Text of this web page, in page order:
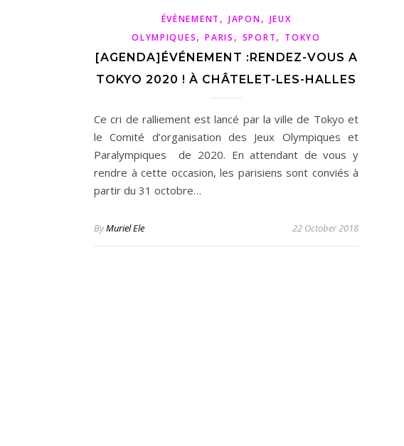
ÉVÈNEMENT , JAPON, JEUX
OLYMPIQUES,PARIS , SPORT, TOKYO
[AGENDA]ÉVÉNEMENT :RENDEZ-VOUS A
TOKYO 2020 ! À CHÂTELET-LES-HALLES
Ce cri de ralliement est lancé par la ville de Tokyo et
le Comité d’organisation des Jeux Olympiques et
Paralympiques de 2020. En attendant de vous y
rendre à cette occasion, les parisiens sont conviés à
partir du 31 octobre…
ByMuriel Ele 22 October 2018